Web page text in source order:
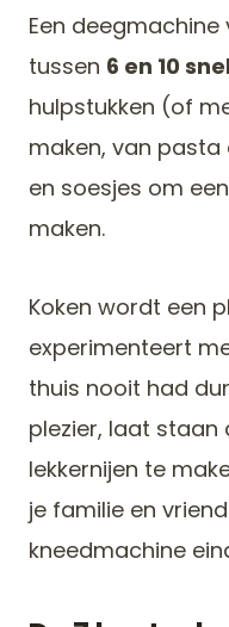
Een
tussen 6 en 10
hulpstukken (of
maken, van
en soesjes om
maken.
Koken wordt een
experimenteert
thuis nooit had
plezier, laat staan
lekkernijen te
je familie en
kneedmachine